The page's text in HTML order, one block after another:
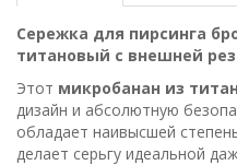
Сережка для пирсинга
титановый с внешней
Этот микробанан из
дизайн и абсолютную
обладает наивысшей
делает серьгу идеальной